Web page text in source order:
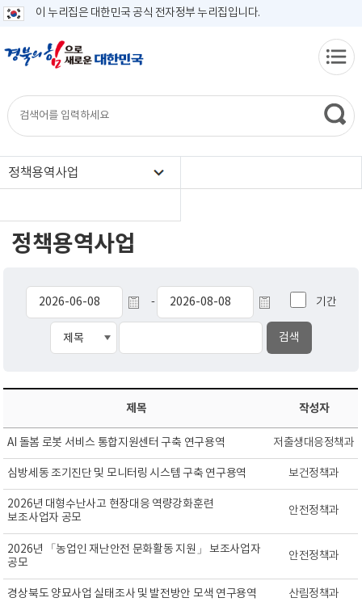
이 누리집은 대한민국 공식 전자정부 누리집입니다.
정책용역사업
정책용역사업
- 기간
제목 작성자
AI 돌봄 로봇 서비스 통합지원센터 구축 연구용역 저출생대응정책과
심방세동 조기진단 및 모니터링 시스템 구축 연구용역 보건정책과
2026년 대형수난사고 현장대응 역량강화훈련
보조사업자 공모
안전정책과
2026년 「농업인 재난안전 문화활동 지원」 보조사업자
공모
안전정책과
경상북도 양묘사업 실태조사 및 발전방안 모색 연구용역 산림정책과